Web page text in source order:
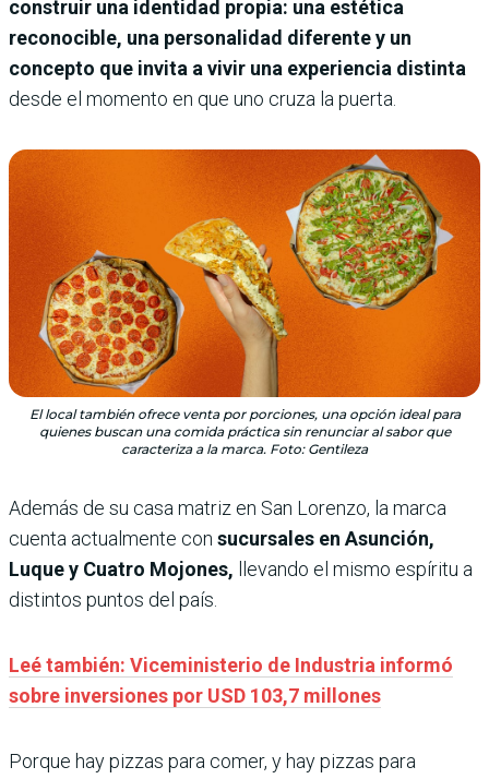
construir una identidad propia: una estética
reconocible, una personalidad diferente y un
concepto que invita a vivir una experiencia distinta
desde el momento en que uno cruza la puerta.
El local también ofrece venta por porciones, una opción ideal para
quienes buscan una comida práctica sin renunciar al sabor que
caracteriza a la marca. Foto: Gentileza
Además de su casa matriz en San Lorenzo, la marca
cuenta actualmente con sucursales en Asunción,
Luque y Cuatro Mojones,
llevando el mismo espíritu a
distintos puntos del país.
Leé también: Viceministerio de Industria informó
sobre inversiones por USD 103,7 millones
Porque hay pizzas para comer, y hay pizzas para